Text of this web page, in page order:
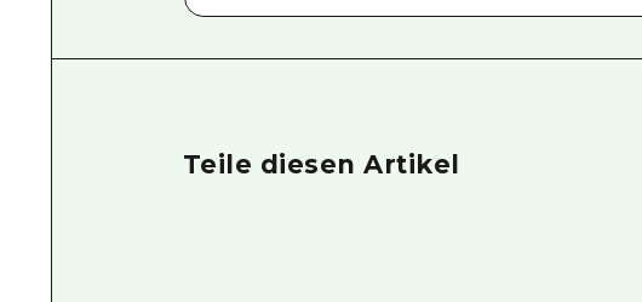
Teile diesen Artikel